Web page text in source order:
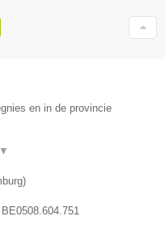
en in de provincie
▼
)
BE0508.604.751